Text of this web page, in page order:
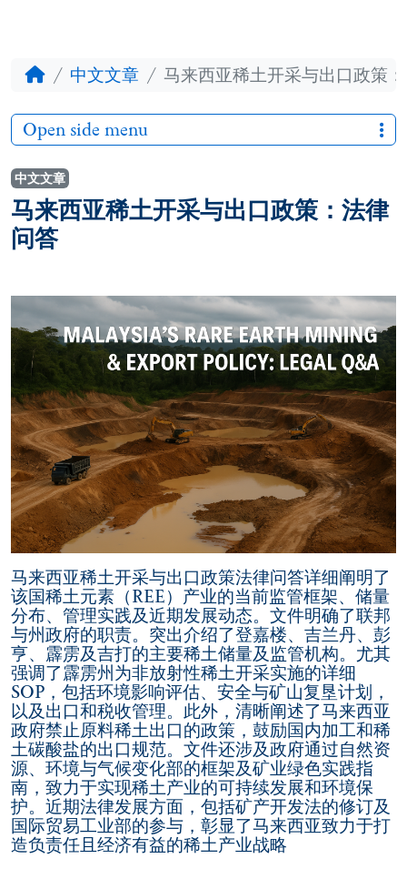
中文文章 马来西亚稀土开采与出口政策
Open side menu
中文文章
马来西亚稀土开采与出口政策：法律
问答
马来西亚稀土开采与出口政策法律问答详细阐明了
该国稀土元素（REE）产业的当前监管框架、储量
分布、管理实践及近期发展动态。文件明确了联邦
与州政府的职责。突出介绍了登嘉楼、吉兰丹、彭
亨、霹雳及吉打的主要稀土储量及监管机构。尤其
强调了霹雳州为非放射性稀土开采实施的详细
SOP，包括环境影响评估、安全与矿山复垦计划，
以及出口和税收管理。此外，清晰阐述了马来西亚
政府禁止原料稀土出口的政策，鼓励国内加工和稀
土碳酸盐的出口规范。文件还涉及政府通过自然资
源、环境与气候变化部的框架及矿业绿色实践指
南，致力于实现稀土产业的可持续发展和环境保
护。近期法律发展方面，包括矿产开发法的修订及
国际贸易工业部的参与，彰显了马来西亚致力于打
造负责任且经济有益的稀土产业战略